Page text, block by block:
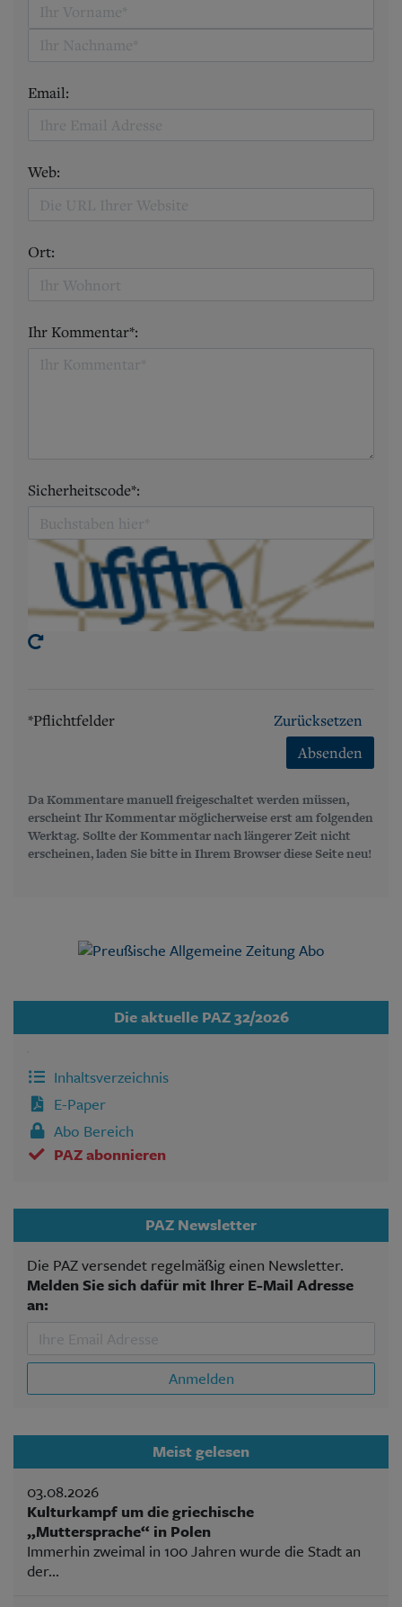
Email:
Web:
Ort:
Ihr Kommentar*:
Sicherheitscode*:
*Pflichtfelder
Zurücksetzen
Absenden
Da Kommentare manuell freigeschaltet werden müssen,
erscheint Ihr Kommentar möglicherweise erst am folgenden
Werktag. Sollte der Kommentar nach längerer Zeit nicht
erscheinen, laden Sie bitte in Ihrem Browser diese Seite neu!
Die aktuelle PAZ 32/2026
Inhaltsverzeichnis
E-Paper
Abo Bereich
PAZ abonnieren
PAZ Newsletter
Die PAZ versendet regelmäßig einen Newsletter.
Melden Sie sich dafür mit Ihrer E-Mail Adresse
an:
Anmelden
Meist gelesen
03.08.2026
Kulturkampf um die griechische
„Muttersprache“ in Polen
Immerhin zweimal in 100 Jahren wurde die Stadt an
der...